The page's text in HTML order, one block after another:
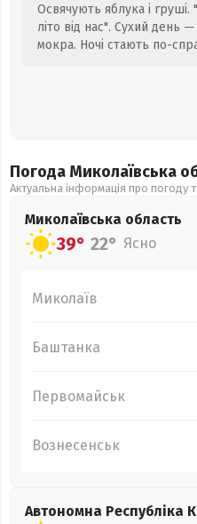
Освячують яблука і
літо від нас". Сухий день
мокра. Ночі стають по-
Погода Миколаївська
Актуальна інформація про погоду
Миколаївська область
39° 22° Ясно
Миколаїв
Баштанка
Первомайськ
Вознесенськ
Автономна Республіка